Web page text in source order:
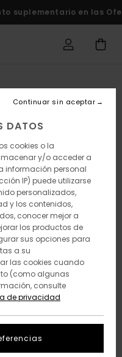
suplementario en las
DATOS
cookies o la
y/o acceder a
información personal
IP) puede utilizarse
personalizados,
y los contenidos,
conocer mejor a
los productos de
sus opciones para
a su
las cookies cuando
(como algunas
consulte
de privacidad
Continuar sin aceptar